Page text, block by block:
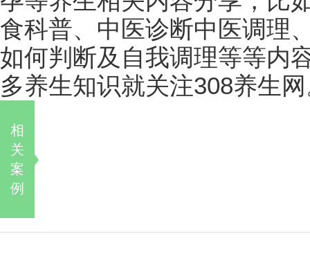
食科普、中医诊断中医调理
如何判断及自我调理等等内
多养生知识就关注308养生
相
关
案
例